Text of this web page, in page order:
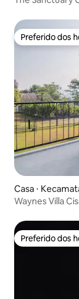
Preferido dos
Preferido dos
Casa ⋅
Waynes Villa
Preferido dos
Preferido dos